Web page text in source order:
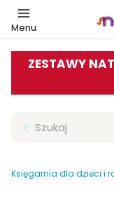
Menu
ZESTAWY
Zamknij
Księgarnia dla dzieci i